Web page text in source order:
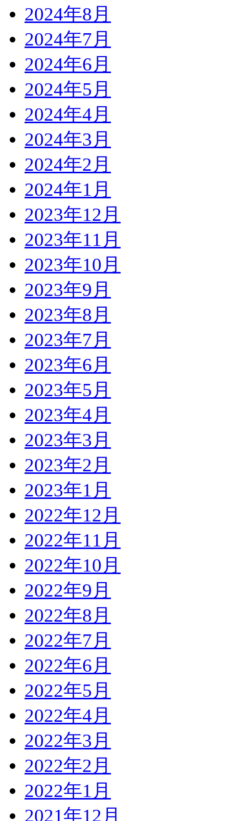
2024年8月
2024年7月
2024年6月
2024年5月
2024年4月
2024年3月
2024年2月
2024年1月
2023年12月
2023年11月
2023年10月
2023年9月
2023年8月
2023年7月
2023年6月
2023年5月
2023年4月
2023年3月
2023年2月
2023年1月
2022年12月
2022年11月
2022年10月
2022年9月
2022年8月
2022年7月
2022年6月
2022年5月
2022年4月
2022年3月
2022年2月
2022年1月
2021年12月